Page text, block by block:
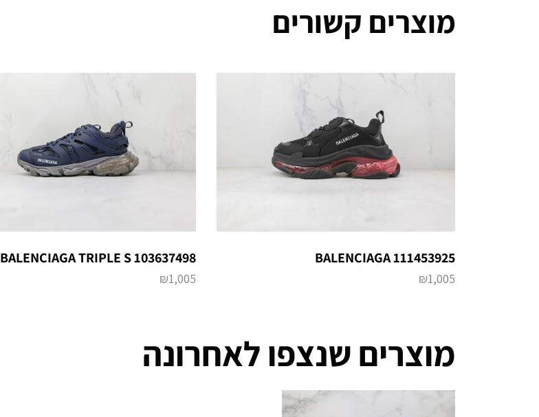
מוצרים קשורים
BALENCIAGA 111453925
₪1,005
BALENCIAGA TRIPLE S 103637498
₪1,005
מוצרים שנצפו לאחרונה